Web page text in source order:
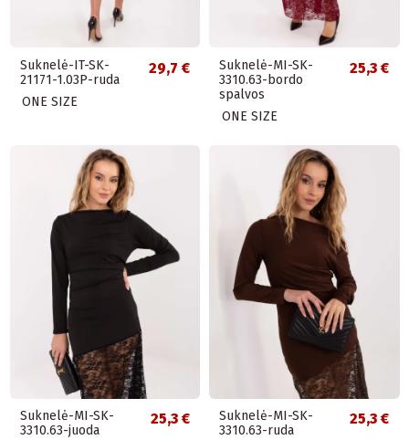
Suknelė-IT-SK-
21171-1.03P-ruda
29,7 €
ONE SIZE
Suknelė-MI-SK-
3310.63-bordo
spalvos
25,3 €
ONE SIZE
Suknelė-MI-SK-
3310.63-juoda
25,3 €
Suknelė-MI-SK-
3310.63-ruda
25,3 €